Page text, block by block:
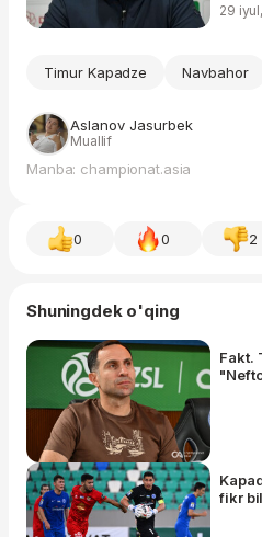
29
Timur Kapadze Navbahor
Aslanov Jasurbek
Muallif
Manba: championat.asia
0 0 2
Shuningdek o'qing
Fakt.
fikr